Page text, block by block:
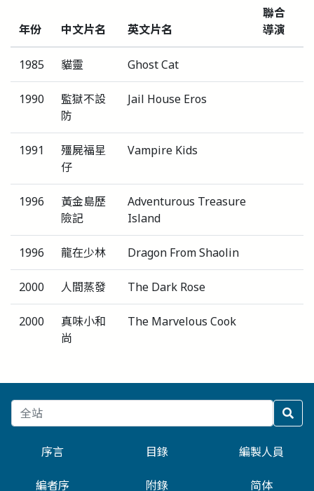
年份 中文片名 英文片名
聯合
導演
1985 貓靈 Ghost Cat
1990
監獄不設
防
Jail House Eros
1991
殭屍福星
仔
Vampire Kids
1996
黃金島歷
險記
Adventurous Treasure
Island
1996 龍在少林 Dragon From Shaolin
2000 人間蒸發 The Dark Rose
2000
真味小和
尚
The Marvelous Cook
序言 目錄 編製人員
編者序 附錄 简体